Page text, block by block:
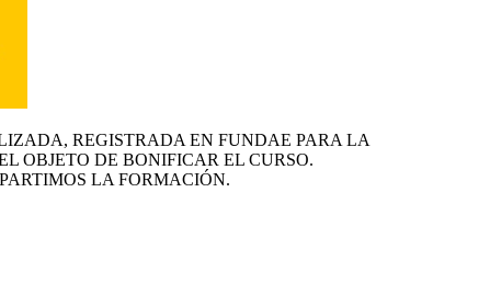
REGISTRADA EN FUNDAE PARA LA
OBJETO DE BONIFICAR EL CURSO.
LA FORMACIÓN.